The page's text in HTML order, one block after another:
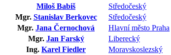
Miloš Babiš
Středočeský
Mgr. Stanislav Berkovec Středočeský
Mgr. Jana Černochová Hlavní město Praha
Mgr. Jan Farský Liberecký
Ing. Karel Fiedler Moravskoslezský